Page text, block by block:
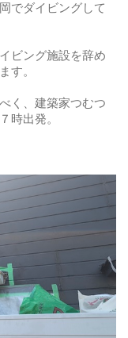
でダイビングして
ビング施設を辞め
す。
く、建築家つむつ
時出発。